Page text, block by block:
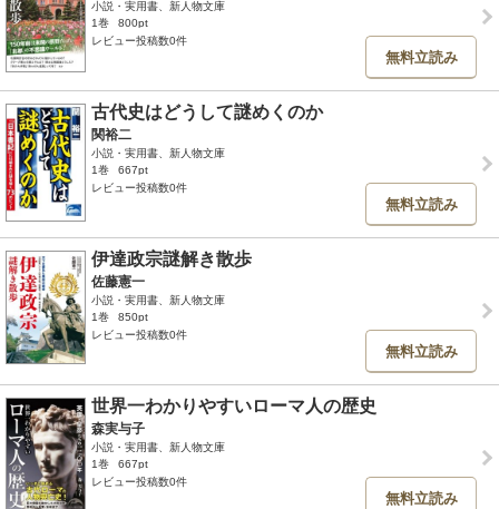
小説・実用書、新人物文庫
1巻
800pt
レビュー投稿数0件
無料立読み
古代史はどうして謎めくのか
関裕二
小説・実用書、新人物文庫
1巻
667pt
レビュー投稿数0件
無料立読み
伊達政宗謎解き散歩
佐藤憲一
小説・実用書、新人物文庫
1巻
850pt
レビュー投稿数0件
無料立読み
世界一わかりやすいローマ人の歴史
森実与子
小説・実用書、新人物文庫
1巻
667pt
レビュー投稿数0件
無料立読み